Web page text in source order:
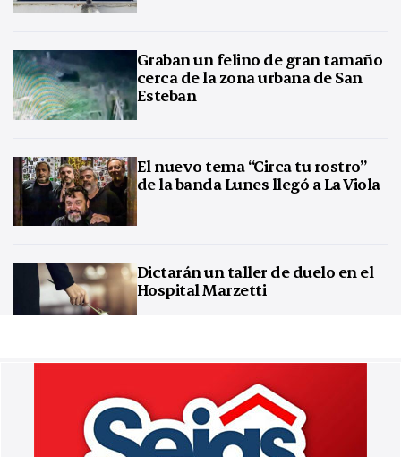
Graban un felino de gran tamaño
cerca de la zona urbana de San
Esteban
El nuevo tema “Circa tu rostro”
de la banda Lunes llegó a La Viola
Dictarán un taller de duelo en el
Hospital Marzetti